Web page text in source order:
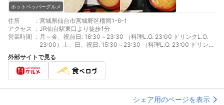
ホットペッパーグルメ
住所 : 宮城県仙台市宮城野区榴岡1-6-1
アクセス
: JR仙台駅東口より徒歩1分
営業時間
: 月～金、祝前日: 16:30～23:30 （料理L.O. 23:00 ドリンクL.O.
23:00）土、日、祝日: 15:30～23:30 （料理L.O. 23:00 ドリンク
L.O. 23:00）
外部サイトで見る
シェア用のページを表示